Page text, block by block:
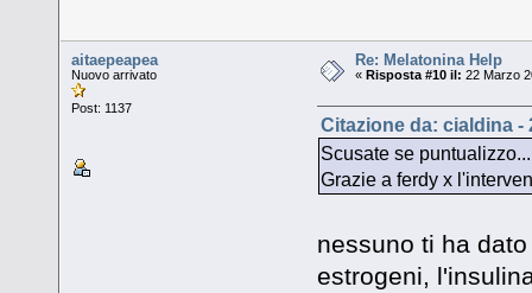
aitaepeapea
Nuovo arrivato
Post: 1137
Re: Melatonina Help
«Risposta #10 il: 22 Marzo
Citazione da: cialdina -
Scusate se
Grazie a ferdy x
nessuno ti ha
estrogeni,